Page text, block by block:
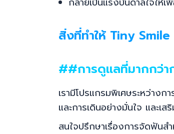
สิ่งที่ทำให้ Tiny
##การดูแลที่มากกว่า
เรามีโปรแกรมพิเศษระหว่าง
และการเดินอย่างมั่นใจ และเ
สนใจปรึกษาเรื่องการจัดฟันส